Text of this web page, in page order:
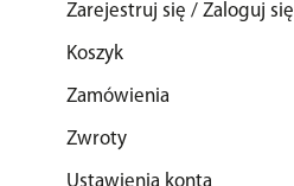
Zarejestruj się / Zaloguj się
Koszyk
Zamówienia
Zwroty
Ustawienia konta